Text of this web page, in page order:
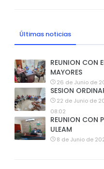
Últimas noticias
REUNION CON
MAYORES
26 de Junio de
SESION
22 de Junio de
08:02
REUNION CON
ULEAM
8 de Junio de